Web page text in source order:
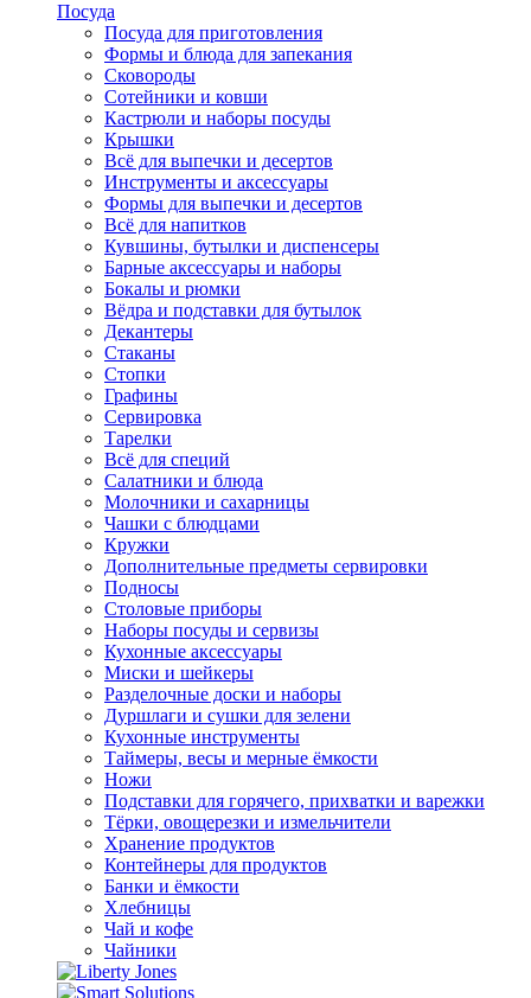
Посуда
Посуда для приготовления
Формы и блюда для запекания
Сковороды
Сотейники и ковши
Кастрюли и наборы посуды
Крышки
Всё для выпечки и десертов
Инструменты и аксессуары
Формы для выпечки и десертов
Всё для напитков
Кувшины, бутылки и диспенсеры
Барные аксессуары и наборы
Бокалы и рюмки
Вёдра и подставки для бутылок
Декантеры
Стаканы
Стопки
Графины
Сервировка
Тарелки
Всё для специй
Салатники и блюда
Молочники и сахарницы
Чашки с блюдцами
Кружки
Дополнительные предметы сервировки
Подносы
Столовые приборы
Наборы посуды и сервизы
Кухонные аксессуары
Миски и шейкеры
Разделочные доски и наборы
Дуршлаги и сушки для зелени
Кухонные инструменты
Таймеры, весы и мерные ёмкости
Ножи
Подставки для горячего, прихватки и варежки
Тёрки, овощерезки и измельчители
Хранение продуктов
Контейнеры для продуктов
Банки и ёмкости
Хлебницы
Чай и кофе
Чайники